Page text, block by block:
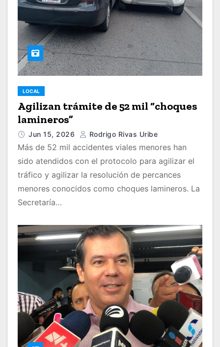
LOCAL
Agilizan trámite de 52 mil “choques
lamineros”
Jun 15, 2026 Rodrigo Rivas Uribe
Más de 52 mil accidentes viales menores han
sido atendidos con el protocolo para agilizar el
tráfico y agilizar la resolución de percances
menores conocidos como choques lamineros. La
Secretaría…